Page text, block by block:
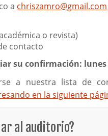
a chriszamro@gmail.com
o revista)
contacto
su confirmación: lunes
a nuestra lista de
en la siguiente
al auditorio?